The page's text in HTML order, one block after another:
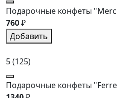
Подарочные конфеты
760₽
Добавить
5(125)
Подарочные конфеты